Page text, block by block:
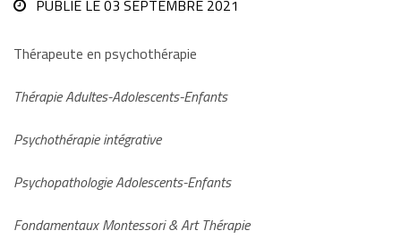
PUBLIÉ LE03 SEPTEMBRE 2021
Thérapeute en psychothérapie
Thérapie Adultes-Adolescents-Enfants
Psychothérapie intégrative
Psychopathologie Adolescents-Enfants
Fondamentaux Montessori & Art Thérapie